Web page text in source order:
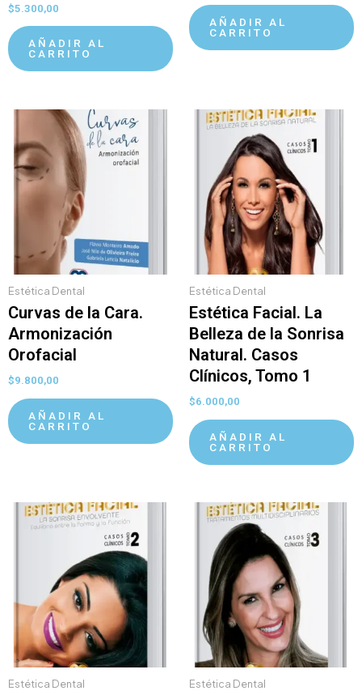
$5.300,00
AÑADIR AL
CARRITO
AÑADIR AL
CARRITO
Estética Dental
Curvas de la Cara.
Armonización
Orofacial
$9.800,00
AÑADIR AL
CARRITO
Estética Dental
Estética Facial. La
Belleza de la Sonrisa
Natural. Casos
Clínicos, Tomo 1
$6.000,00
AÑADIR AL
CARRITO
Estética Dental Estética Dental